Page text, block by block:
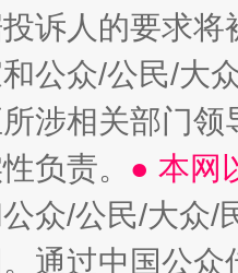
诉人的要求将
公众/公民/大
涉相关部门
负责。 ● 本网
公众/公民/大众
通过中国公